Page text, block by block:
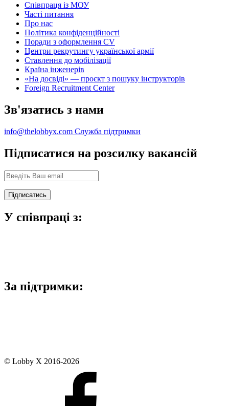
Співпраця із МОУ
Часті питання
Про нас
Політика конфіденційності
Поради з оформлення CV
Центри рекрутингу української армії
Ставлення до мобілізації
Країна інженерів
«На досвіді» — проєкт з пошуку інструкторів
Foreign Recruitment Center
Зв'язатись з нами
info@thelobbyx.com Служба підтримки
Підписатися на розсилку вакансій
У співпраці з:
За підтримки:
© Lobby X 2016-2026